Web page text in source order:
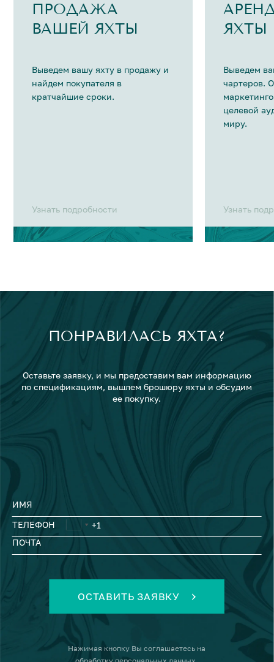
ПРОДАЖА
ВАШЕЙ ЯХТЫ
Выведем вашу яхту в продажу и
найдем покупателя в
кратчайшие сроки.
Узнать подробности
ЯХТЫ
Выведем
чартеров.
целевой
миру.
Узнать
ПОНРАВИЛАСЬ ЯХТА?
Оставьте заявку, и мы предоставим вам информацию
по спецификациям, вышлем брошюру яхты и обсудим
ее покупку.
ИМЯ
ТЕЛЕФОН
ПОЧТА
ОСТАВИТЬ ЗАЯВКУ
Нажимая кнопку Вы соглашаетесь на